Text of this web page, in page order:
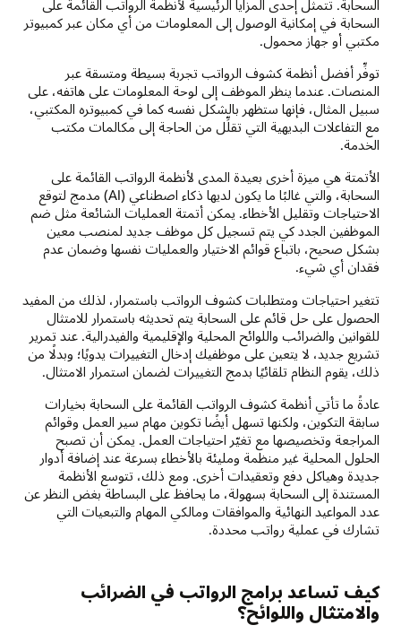
السحابة. تتمثل إحدى المزايا الرئيسية لأنظمة الرواتب القائمة على
السحابة في إمكانية الوصول إلى المعلومات من أي مكان عبر كمبيوتر
مكتبي أو جهاز محمول.
توفِّر أفضل أنظمة كشوف الرواتب تجربة بسيطة ومتسقة عبر
المنصات. عندما ينظر الموظف إلى لوحة المعلومات على هاتفه، على
سبيل المثال، فإنها ستظهر بالشكل نفسه كما في كمبيوتره المكتبي،
مع التفاعلات البديهية التي تقلِّل من الحاجة إلى مكالمات مكتب
الخدمة.
الأتمتة هي ميزة أخرى بعيدة المدى لأنظمة الرواتب القائمة على
السحابة، والتي غالبًا ما يكون لديها ذكاء اصطناعي (AI) مدمج لتوقع
الاحتياجات وتقليل الأخطاء. يمكن أتمتة العمليات الشائعة مثل ضم
الموظفين الجدد كي يتم تسجيل كل موظف جديد لمنصب معين
بشكل صحيح، باتباع قوائم الاختيار والعمليات نفسها وضمان عدم
فقدان أي شيء.
تتغير احتياجات ومتطلبات كشوف الرواتب باستمرار، لذلك من المفيد
الحصول على حل قائم على السحابة يتم تحديثه باستمرار للامتثال
للقوانين والضرائب واللوائح المحلية والإقليمية والفيدرالية. عند تمرير
تشريع جديد، لا يتعين على موظفيك إدخال التغييرات يدويًا؛ وبدلًا من
ذلك، يقوم النظام تلقائيًا بدمج التغييرات لضمان استمرار الامتثال.
عادةً ما تأتي أنظمة كشوف الرواتب القائمة على السحابة بخيارات
سابقة التكوين، ولكنها تسهل أيضًا تكوين مهام سير العمل وقوائم
المراجعة وتخصيصها مع تغيّر احتياجات العمل. يمكن أن تصبح
الحلول المحلية غير منظمة ومليئة بالأخطاء بسرعة عند إضافة أدوار
جديدة وهياكل دفع وتعقيدات أخرى. ومع ذلك، تتوسع الأنظمة
المستندة إلى السحابة بسهولة، ما يحافظ على البساطة بغض النظر عن
عدد المواعيد النهائية والموافقات ومالكي المهام والتبعيات التي
تشارك في عملية رواتب محددة.
كيف تساعد برامج الرواتب في الضرائب
والامتثال واللوائح؟